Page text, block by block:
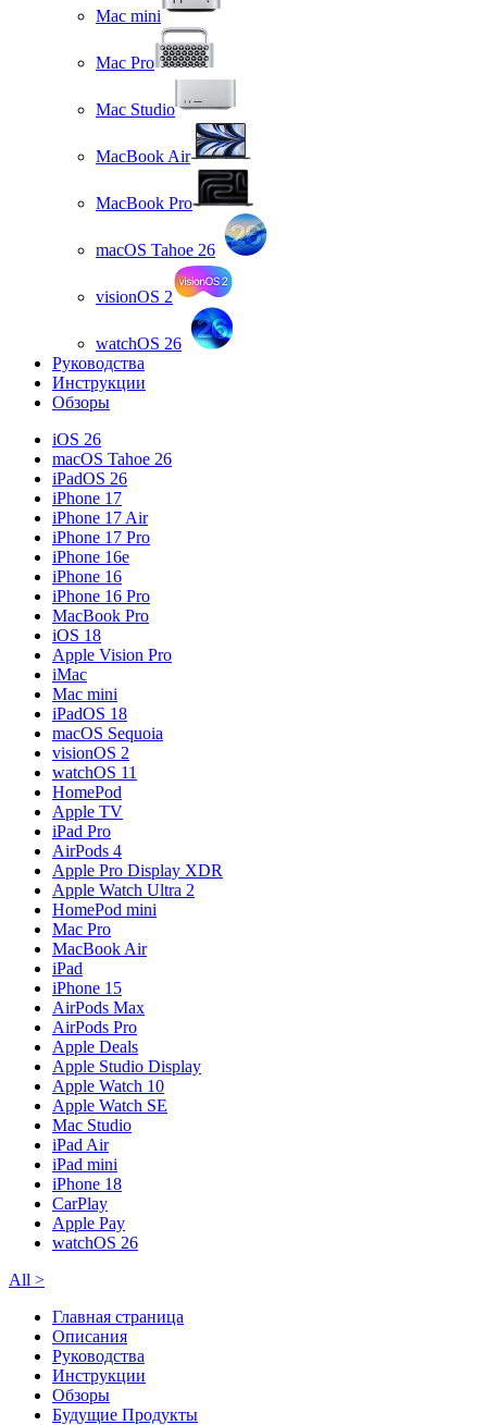
Mac mini
Mac Pro
Mac Studio
MacBook Air
MacBook Pro
macOS Tahoe 26
visionOS 2
watchOS 26
Руководства
Инструкции
Обзоры
iOS 26
macOS Tahoe 26
iPadOS 26
iPhone 17
iPhone 17 Air
iPhone 17 Pro
iPhone 16e
iPhone 16
iPhone 16 Pro
MacBook Pro
iOS 18
Apple Vision Pro
iMac
Mac mini
iPadOS 18
macOS Sequoia
visionOS 2
watchOS 11
HomePod
Apple TV
iPad Pro
AirPods 4
Apple Pro Display XDR
Apple Watch Ultra 2
HomePod mini
Mac Pro
MacBook Air
iPad
iPhone 15
AirPods Max
AirPods Pro
Apple Deals
Apple Studio Display
Apple Watch 10
Apple Watch SE
Mac Studio
iPad Air
iPad mini
iPhone 18
CarPlay
Apple Pay
watchOS 26
All >
Главная страница
Описания
Руководства
Инструкции
Обзоры
Будущие Продукты